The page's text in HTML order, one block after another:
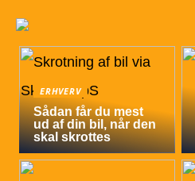
ERHVERV
Sådan får du mest
ud af din bil, når den
skal skrottes